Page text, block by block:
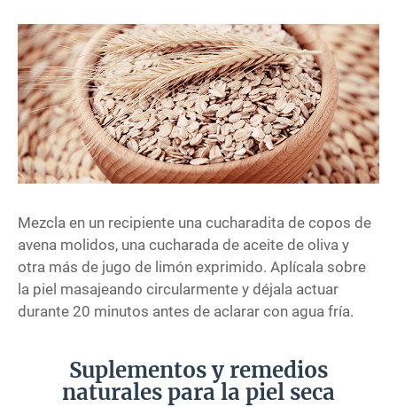
Mezcla en un recipiente una cucharadita de copos de
avena molidos, una cucharada de aceite de oliva y
otra más de jugo de limón exprimido. Aplícala sobre
la piel masajeando circularmente y déjala actuar
durante 20 minutos antes de aclarar con agua fría.
Suplementos y remedios
naturales para la piel seca